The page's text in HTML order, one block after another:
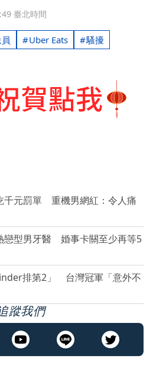
臺北時間
Uber Eats 騷擾
千元罰單 重機男網紅：令人痛
戀型男牙醫 婚事卡關至少再等5
排第2」 台灣冠軍「意外不
蹤我們